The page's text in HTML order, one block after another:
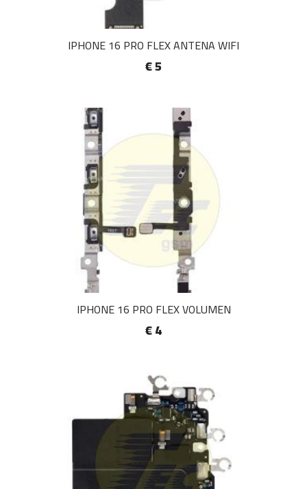
IPHONE 16 PRO FLEX ANTENA WIFI
€ 5
IPHONE 16 PRO FLEX VOLUMEN
€ 4